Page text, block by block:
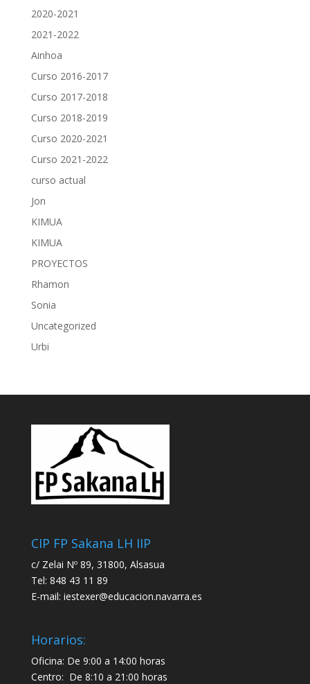
2020-2021
2021-2022
Ainhoa
Curso 2016-2017
Curso 2017-2018
Curso 2018-2019
Curso 2020-2021
Curso 2021-2022
curso actual
Jon
KIMUA
KIMUA
PROYECTOS
Rhamon
Sonia
Uncategorized
Urbi
CIP FP Sakana LH IIP
c/ Zelai Nº 89, 31800, Alsasua
Tel: 848 43 11 89
E-mail: iestexer@educacion.navarra.es
Horarios:
Oficina: De 9:00 a 14:00 horas
Centro: De 8:10 a 21:00 horas